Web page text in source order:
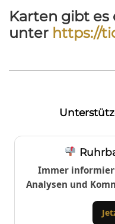
Karten gibt es
unter https://
Immer
Analysen und